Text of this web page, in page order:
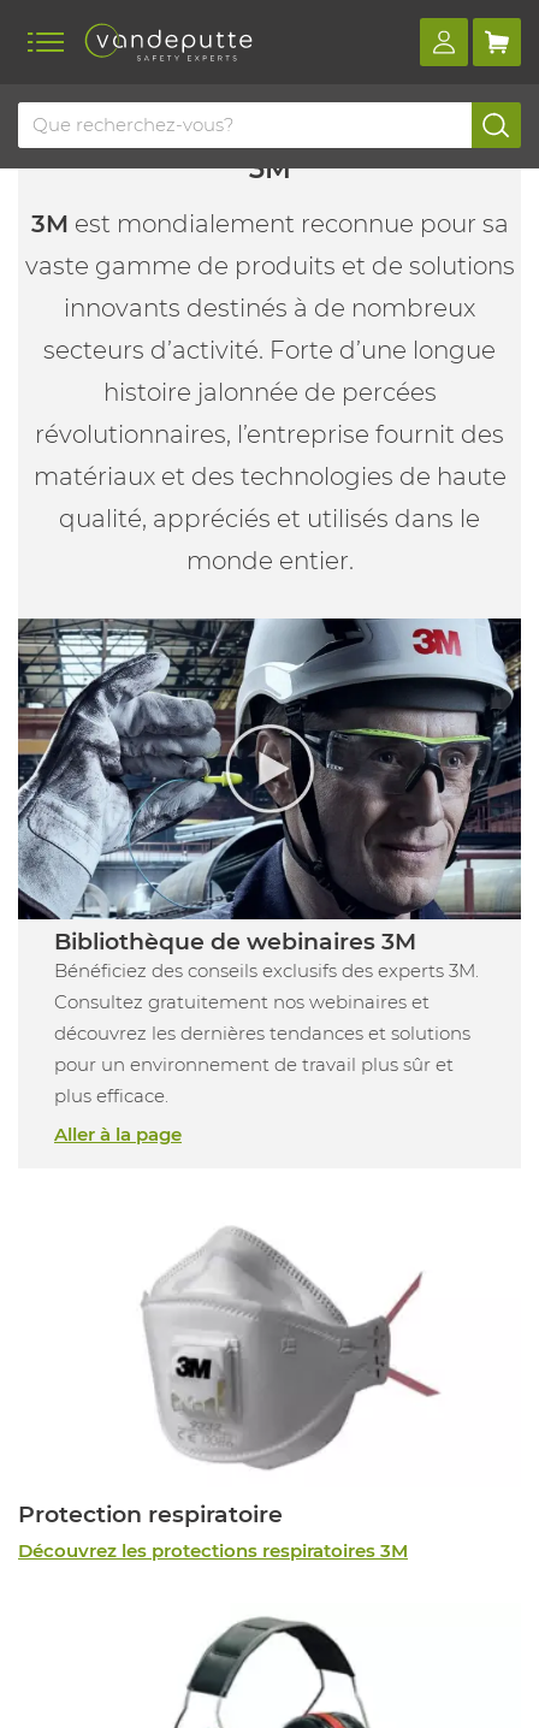
3M
3M est mondialement reconnue pour sa
vaste gamme de produits et de solutions
innovants destinés à de nombreux
secteurs d’activité. Forte d’une longue
histoire jalonnée de percées
révolutionnaires, l’entreprise fournit des
matériaux et des technologies de haute
qualité, appréciés et utilisés dans le
monde entier.
Bibliothèque de webinaires 3M
Bénéficiez des conseils exclusifs des experts 3M.
Consultez gratuitement nos webinaires et
découvrez les dernières tendances et solutions
pour un environnement de travail plus sûr et
plus efficace.
Aller à la page
Protection respiratoire
Découvrez les protections respiratoires 3M